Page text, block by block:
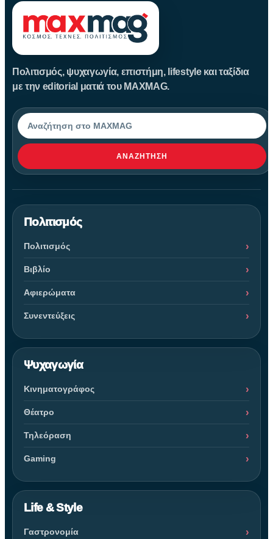
Πολιτισμός, ψυχαγωγία, επιστήμη, lifestyle και ταξίδια
με την editorial ματιά του MAXMAG.
Αναζήτηση
ΑΝΑΖΉΤΗΣΗ
Πολιτισμός
Πολιτισμός
Βιβλίο
Αφιερώματα
Συνεντεύξεις
Ψυχαγωγία
Κινηματογράφος
Θέατρο
Τηλεόραση
Gaming
Life & Style
Γαστρονομία